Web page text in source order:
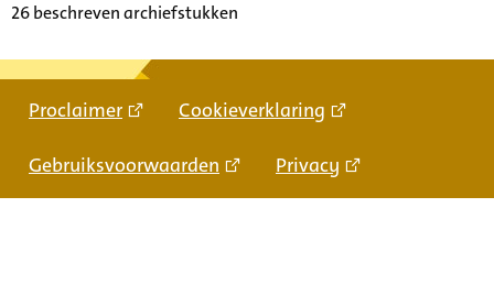
26 beschreven archiefstukken
Proclaimer Cookieverklaring
Gebruiksvoorwaarden Privacy